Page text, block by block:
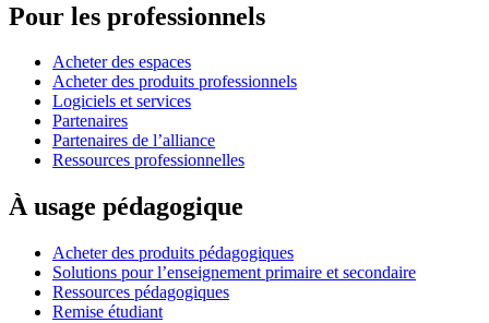
Pour les professionnels
Acheter des espaces
Acheter des produits professionnels
Logiciels et services
Partenaires
Partenaires de l’alliance
Ressources professionnelles
À usage pédagogique
Acheter des produits pédagogiques
Solutions pour l’enseignement primaire et secondaire
Ressources pédagogiques
Remise étudiant